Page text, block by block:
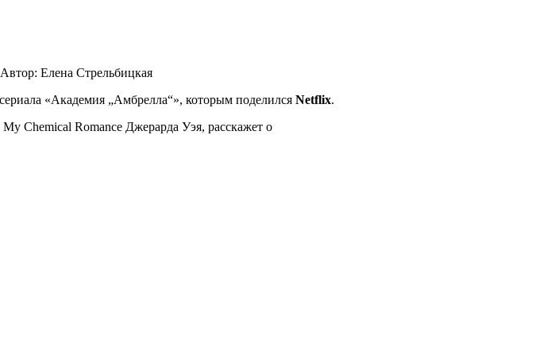
Елена Стрельбицкая
«Академия „Амбрелла“», которым поделился Netflix.
Chemical Romance Джерарда Уэя, расскажет о